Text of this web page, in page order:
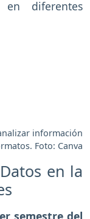
información
Foto: Canva
en la